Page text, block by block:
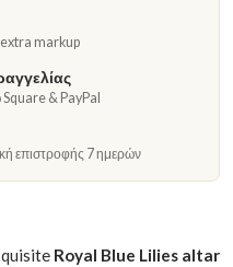
markup
& PayPal
επιστροφής 7 ημερών
Royal Blue Lilies altar